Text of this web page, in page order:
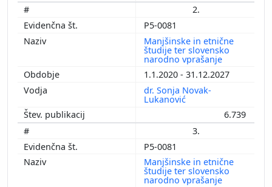
2.
P5-0081
Manjšinske in etnične
študije ter slovensko
narodno vprašanje
1.1.2020 - 31.12.2027
dr. Sonja Novak-
Lukanović
6.739
3.
P5-0081
Manjšinske in etnične
študije ter slovensko
narodno vprašanje